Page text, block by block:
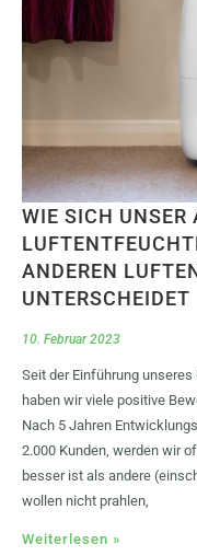
WIE SICH UNSER
ANDEREN
UNTERSCHEIDET
10. Februar 2023
Seit der Einführung
haben wir viele positive
Nach 5 Jahren
2.000 Kunden, werden wir
besser ist als andere
wollen nicht prahlen,
Weiterlesen »